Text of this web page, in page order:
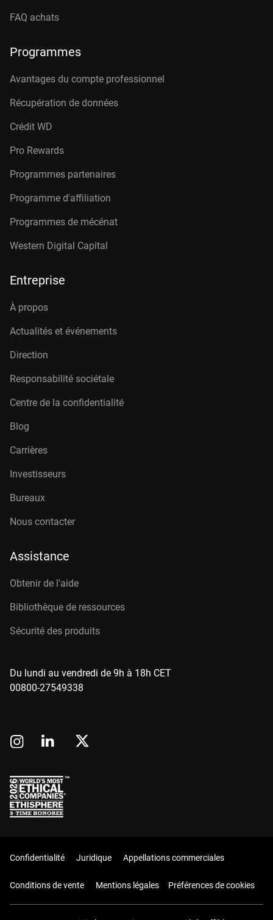
FAQ achats
Programmes
Avantages du compte professionnel
Récupération de données
Crédit WD
Pro Rewards
Programmes partenaires
Programme d'affiliation
Programmes de mécénat
Western Digital Capital
Entreprise
À propos
Actualités et événements
Direction
Responsabilité sociétale
Centre de la confidentialité
Blog
Carrières
Investisseurs
Bureaux
Nous contacter
Assistance
Obtenir de l'aide
Bibliothèque de ressources
Sécurité des produits
Du lundi au vendredi de 9h à 18h CET
00800-27549338
Confidentialité Juridique Appellations commerciales
Conditions de vente Mentions légales Préférences de cookies